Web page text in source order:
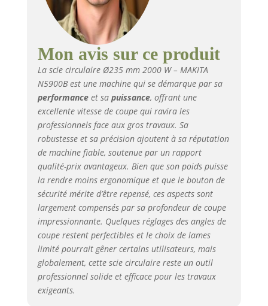
Mon avis sur ce produit
La scie circulaire Ø235 mm 2000 W – MAKITA
N5900B est une machine qui se démarque par sa
performanceet sa puissance, offrant une
excellente vitesse de coupe qui ravira les
professionnels face aux gros travaux. Sa
robustesse et sa précision ajoutent à sa réputation
de machine fiable, soutenue par un rapport
qualité-prix avantageux. Bien que son poids puisse
la rendre moins ergonomique et que le bouton de
sécurité mérite d’être repensé, ces aspects sont
largement compensés par sa profondeur de coupe
impressionnante. Quelques réglages des angles de
coupe restent perfectibles et le choix de lames
limité pourrait gêner certains utilisateurs, mais
globalement, cette scie circulaire reste un outil
professionnel solide et efficace pour les travaux
exigeants.